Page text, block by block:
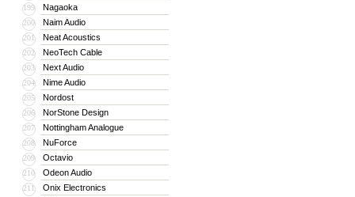
199 Nagaoka
200 Naim Audio
201 Neat Acoustics
202 NeoTech Cable
203 Next Audio
204 Nime Audio
205 Nordost
206 NorStone Design
207 Nottingham Analogue
208 NuForce
209 Octavio
210 Odeon Audio
211 Onix Electronics